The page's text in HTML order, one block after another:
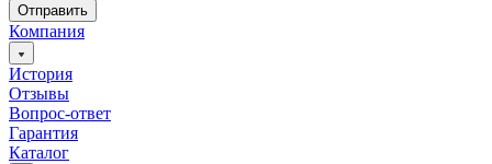
Отправить
Компания
История
Отзывы
Вопрос-ответ
Гарантия
Каталог